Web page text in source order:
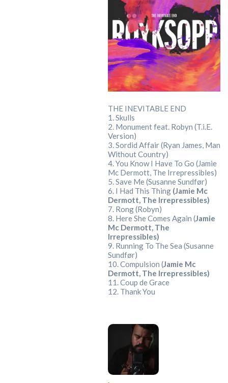
THE INEVITABLE END
1. Skulls
2. Monument feat. Robyn (T.i.E.
Version)
3. Sordid Affair (Ryan James, Man
Without Country)
4. You Know I Have To Go (Jamie
Mc Dermott, The Irrepressibles)
5. Save Me (Susanne Sundfør)
6. I Had This Thing (Jamie Mc
Dermott, The Irrepressibles)
7. Rong (Robyn)
8. Here She Comes Again (Jamie
Mc Dermott, The
Irrepressibles)
9. Running To The Sea (Susanne
Sundfør)
10. Compulsion (Jamie Mc
Dermott, The Irrepressibles)
11. Coup de Grace
12. Thank You